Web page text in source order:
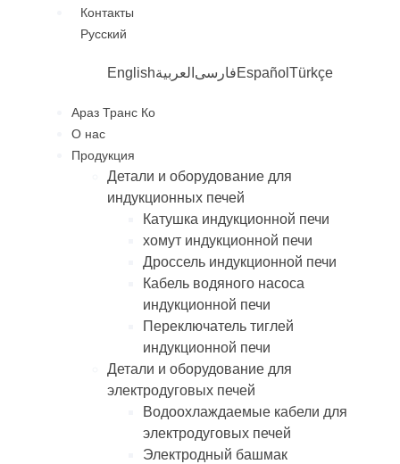
Контакты
Русский
English فارسی العربية Español Türkçe
Араз Транс Ко
О нас
Продукция
Детали и оборудование для
индукционных печей
Катушка индукционной печи
хомут индукционной печи
Дроссель индукционной печи
Кабель водяного насоса
индукционной печи
Переключатель тиглей
индукционной печи
Детали и оборудование для
электродуговых печей
Водоохлаждаемые кабели для
электродуговых печей
Электродный башмак